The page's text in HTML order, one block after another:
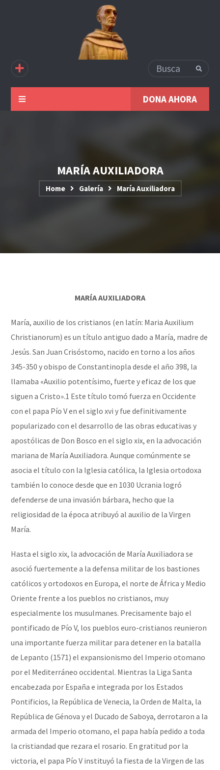
DONA AHORA
MARÍA AUXILIADORA
Home Galería María Auxiliadora
MARÍA AUXILIADORA
María, auxilio de los cristianos (en latín: Maria Auxilium
Christianorum) es un título antiguo dado a María, madre de
Jesús. San Juan Crisóstomo, nacido en torno a los años
345-350 y obispo de Constantinopla desde el año 398, la
llamaba «Auxilio potentísimo, fuerte y eficaz de los que
siguen a Cristo».1​ Este título tomó fuerza en Occidente
con el papa Pío V en el siglo xvi y fue definitivamente
popularizado con el desarrollo de las obras educativas y
apostólicas de Don Bosco en el siglo xix, en la advocación
mariana de María Auxiliadora. Aunque comúnmente se
asocia el título con la Iglesia católica, la Iglesia ortodoxa
también lo conoce desde que en 1030 Ucrania logró
defenderse de una invasión bárbara, hecho que la
religiosidad de la época atribuyó al auxilio de la Virgen
María.
Hasta el siglo xix, la advocación de María Auxiliadora se
asoció fuertemente a la defensa militar de los bastiones
católicos y ortodoxos en Europa, el norte de África y Medio
Oriente frente a los pueblos no cristianos, muy
especialmente los musulmanes. Precisamente bajo el
pontificado de Pío V, los pueblos euro-cristianos reunieron
una importante fuerza militar para detener en la batalla
de Lepanto (1571) el expansionismo del Imperio otomano
por el Mediterráneo occidental. Mientras la Liga Santa
encabezada por España e integrada por los Estados
Pontificios, la República de Venecia, la Orden de Malta, la
República de Génova y el Ducado de Saboya, derrotaron a la
armada del Imperio otomano, el papa había pedido a toda
la cristiandad que rezara el rosario. En gratitud por la
victoria, el papa Pío V instituyó la fiesta de la Virgen de las